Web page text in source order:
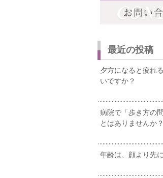
最近の投稿
夕方になると疲れ
いですか？
病院で「歩き方の
とはありませんか？
年齢は、顔より先